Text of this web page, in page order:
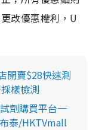
改優惠權利，U
開賣$28快速測
樣檢測
劑購買平台一
泰/HKTVmall